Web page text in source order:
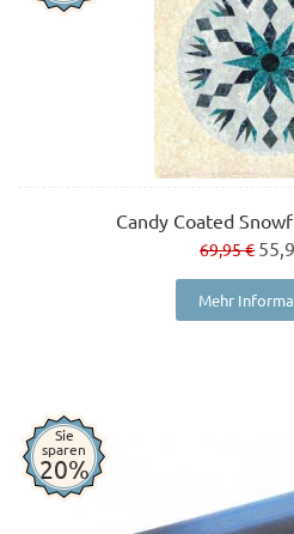
Candy Coated
69,95 €
Mehr
Sie
sparen
20%